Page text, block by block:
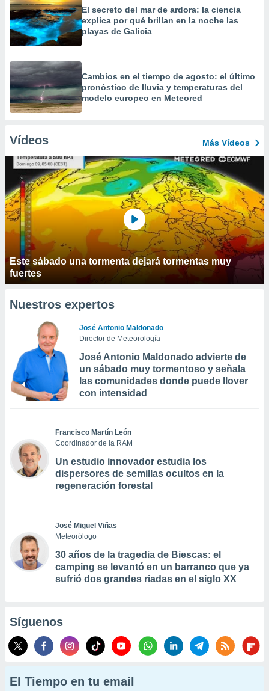
El secreto del mar de ardora: la ciencia
explica por qué brillan en la noche las
playas de Galicia
Cambios en el tiempo de agosto: el último
pronóstico de lluvia y temperaturas del
modelo europeo en Meteored
Vídeos Más Vídeos
Este sábado una tormenta dejará tormentas muy
fuertes
Nuestros expertos
José Antonio Maldonado
Director de Meteorología
José Antonio Maldonado advierte de
un sábado muy tormentoso y señala
las comunidades donde puede llover
con intensidad
Francisco Martín León
Coordinador de la RAM
Un estudio innovador estudia los
dispersores de semillas ocultos en la
regeneración forestal
José Miguel Viñas
Meteorólogo
30 años de la tragedia de Biescas: el
camping se levantó en un barranco que ya
sufrió dos grandes riadas en el siglo XX
Síguenos
El Tiempo en tu email